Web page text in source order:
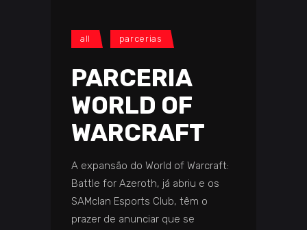
all parcerias
PARCERIA
WORLD OF
WARCRAFT
A expansão do World of Warcraft:
Battle for Azeroth, já abriu e os
SAMclan Esports Club, têm o
prazer de anunciar que se